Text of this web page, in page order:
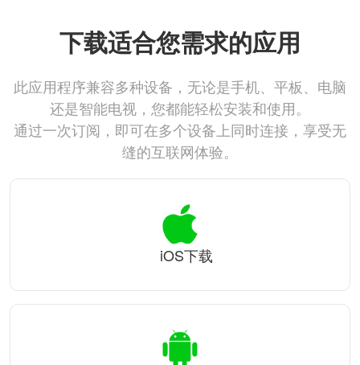
下载适合您需求的应用
此应用程序兼容多种设备，无论是手机、平板、电脑
还是智能电视，您都能轻松安装和使用。
通过一次订阅，即可在多个设备上同时连接，享受无
缝的互联网体验。
iOS下载